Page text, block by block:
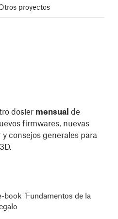
proyectos
dosier mensual de
firmwares, nuevas
consejos generales para
book "Fundamentos de la